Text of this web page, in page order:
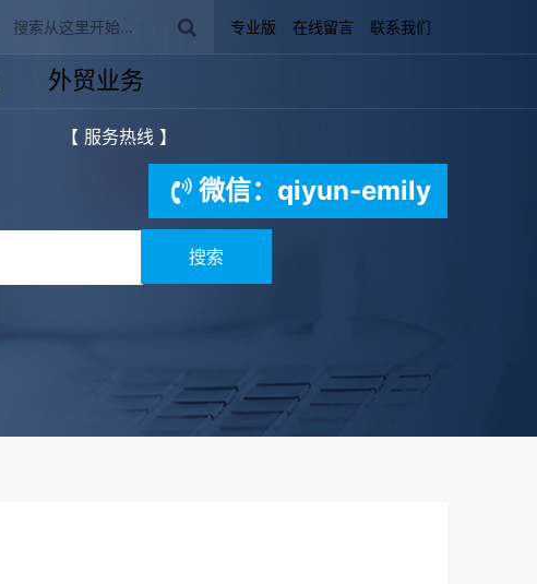
专业版 在线留言 联系我们
外贸业务
【 服务热线 】
微信：qiyun-emily
搜索